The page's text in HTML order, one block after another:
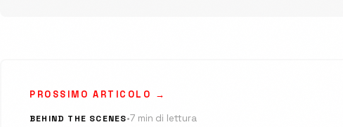
PROSSIMO ARTICOLO →
BEHIND THE SCENES•7 min di lettura